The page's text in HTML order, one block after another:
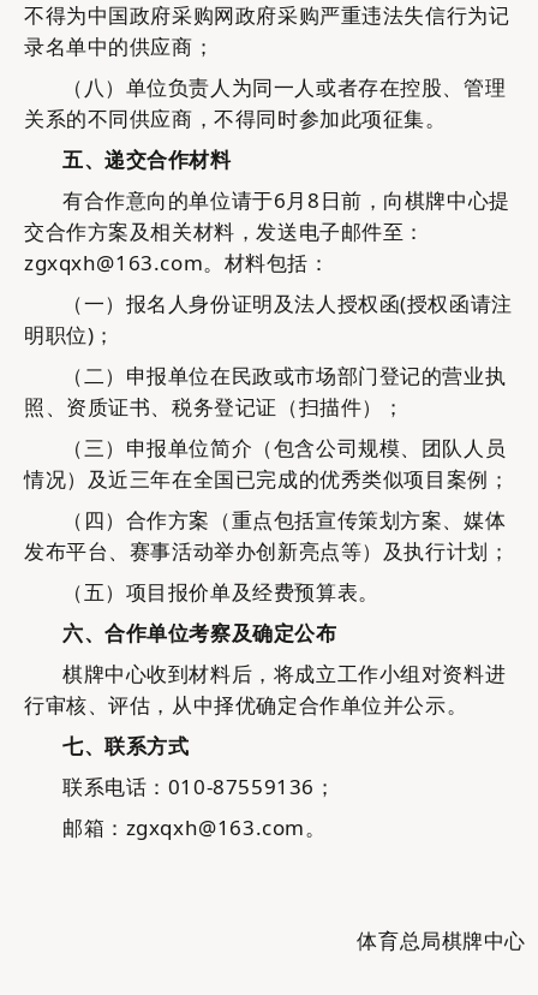
不得为中国政府采购网政府采购严重违法失信行为记
录名单中的供应商；
（八）单位负责人为同一人或者存在控股、管理
关系的不同供应商，不得同时参加此项征集。
五、递交合作材料
有合作意向的单位请于6月8日前，向棋牌中心提
交合作方案及相关材料，发送电子邮件至：
zgxqxh@163.com。材料包括：
（一） 报名人身份证明及法人授权函(授权函请注
明职位)；
（二） 申报单位在民政或市场部门登记的营业执
照、资质证书、税务登记证（扫描件）；
（三） 申报单位简介（包含公司规模、团队人员
情况）及近三年在全国已完成的优秀类似项目案例；
（四） 合作方案（重点包括宣传策划方案、媒体
发布平台、赛事活动举办创新亮点等）及执行计划 ；
（五）项目报价单及经费预算表。
六、合作单位考察及确定公布
棋牌中心收到材料后， 将成立工作小组对资料进
行审核、评估，从中择优确定合作单位并公示。
七、联系方式
联系电话： 010-875591 36；
邮箱： zgxqxh@163.com。
体育总局棋牌中心